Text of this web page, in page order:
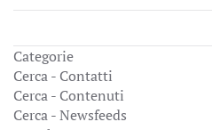
Categorie
Cerca - Contatti
Cerca - Contenuti
Cerca - Newsfeeds